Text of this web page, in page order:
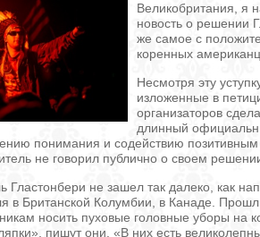
Великобритания, я
новость о решении
же самое с
коренных
Несмотря эту
изложенные в
организаторов
длинный
понимания и содействию
не говорил публично о своем
Гластонбери не зашел так далеко, как
в Британской Колумбии, в Канаде.
носить пуховые головные уборы
пишут они. «В них есть